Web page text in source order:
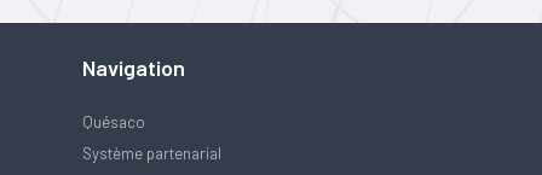
Navigation
Quésaco
Système partenarial